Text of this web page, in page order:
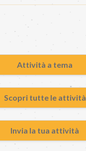
Attività a tema
Scopri tutte le attività
Invia la tua attività